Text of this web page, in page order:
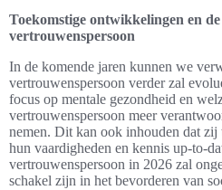
Toekomstige ontwikkelingen en
vertrouwenspersoon
In de komende jaren kunnen we
vertrouwenspersoon verder zal
focus op mentale gezondheid en
vertrouwenspersoon meer
nemen. Dit kan ook inhouden dat
hun vaardigheden en kennis up-to-
vertrouwenspersoon in 2026 zal
schakel zijn in het bevorderen van